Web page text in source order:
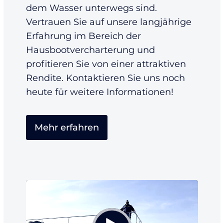
dem Wasser unterwegs sind.
Vertrauen Sie auf unsere langjährige
Erfahrung im Bereich der
Hausbootvercharterung und
profitieren Sie von einer attraktiven
Rendite. Kontaktieren Sie uns noch
heute für weitere Informationen!
Mehr erfahren